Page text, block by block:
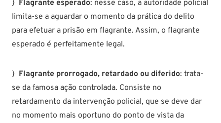
} Flagrante esperado: nesse caso, a autoridade policial
limita-se a aguardar o momento da prática do delito
para efetuar a prisão em flagrante. Assim, o flagrante
esperado é perfeitamente legal.
} Flagrante prorrogado, retardado ou diferido: trata-
se da famosa ação controlada. Consiste no
retardamento da intervenção policial, que se deve dar
no momento mais oportuno do ponto de vista da